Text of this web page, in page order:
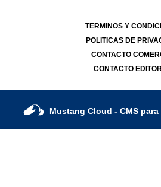
TERMINOS Y
POLITICAS DE
CONTACTO
CONTACTO
Mustang Cloud - CMS